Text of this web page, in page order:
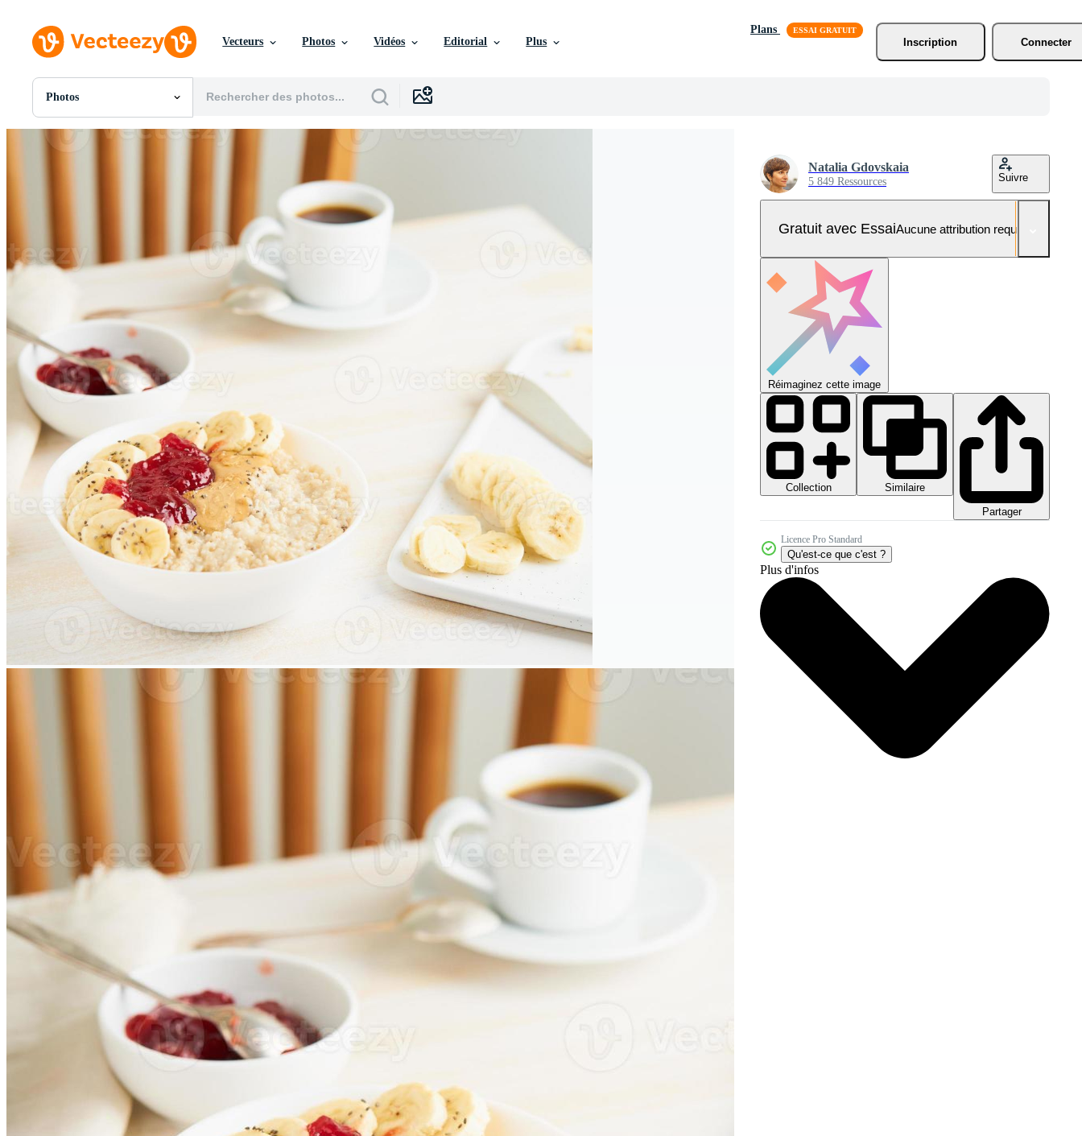
Vecteurs Photos Vidéos Editorial Plus
Plans
Inscription
Connecter
Photos
Toutes Images
PNGs
Motion graphics
Images Éditoriales
Natalia Gdovskaia
5 849 Ressources Suivre
Gratuit avec EssaiAucune attribution requise
Réimaginez cette image
Collection
Similaire
Partager
Licence Pro Standard
Qu'est-ce que c'est ?
Plus d'infos